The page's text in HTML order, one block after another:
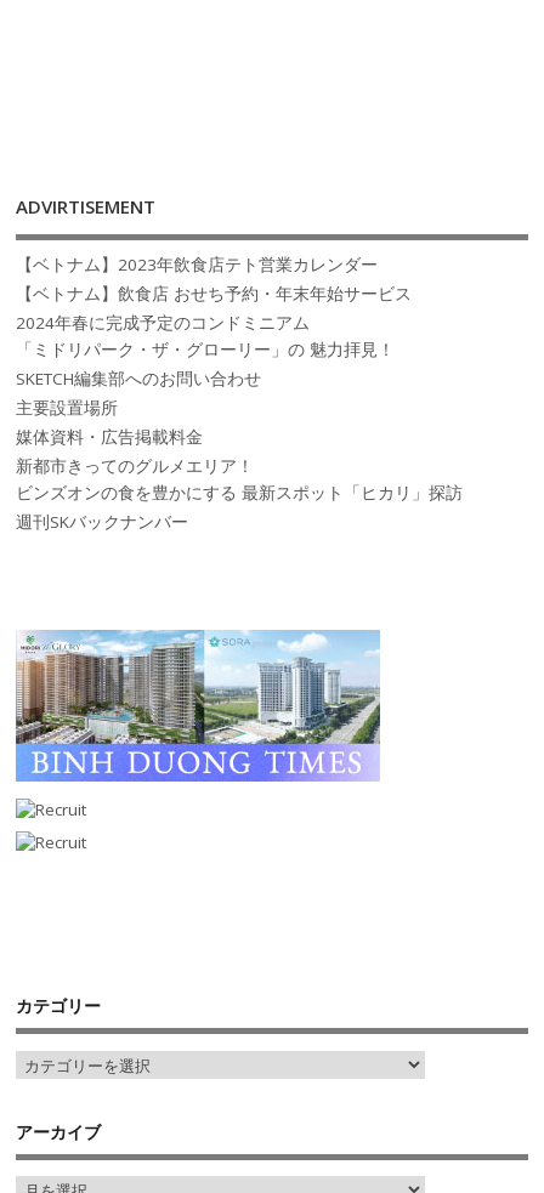
ADVIRTISEMENT
【ベトナム】2023年飲食店テト営業カレンダー
【ベトナム】飲食店 おせち予約・年末年始サービス
2024年春に完成予定のコンドミニアム
「ミドリパーク・ザ・グローリー」の 魅力拝見！
SKETCH編集部へのお問い合わせ
主要設置場所
媒体資料・広告掲載料金
新都市きってのグルメエリア！
ビンズオンの食を豊かにする 最新スポット「ヒカリ」探訪
週刊SKバックナンバー
カテゴリー
アーカイブ